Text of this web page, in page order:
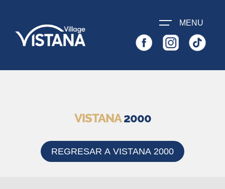
MENU
VISTANA 3000
CONTÁCTENOS
VISTANA2000
REGRESAR A VISTANA 2000
SOLICITA
INFORMACIÓN